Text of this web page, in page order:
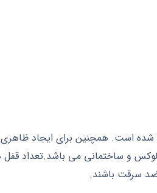
شده است. همچنین برای ایجاد
و ساختمانی می باشد.تعداد قفل
ضد سرقت باشند.